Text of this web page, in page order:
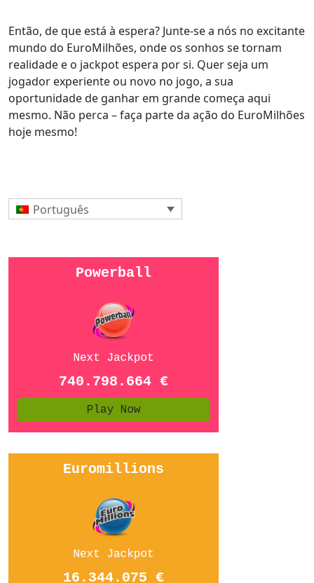
Então, de que está à espera? Junte-se a nós no excitante
mundo do EuroMilhões, onde os sonhos se tornam
realidade e o jackpot espera por si. Quer seja um
jogador experiente ou novo no jogo, a sua
oportunidade de ganhar em grande começa aqui
mesmo. Não perca – faça parte da ação do EuroMilhões
hoje mesmo!
Português